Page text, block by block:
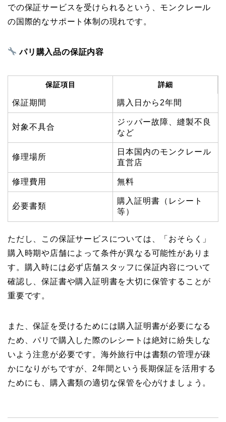
での保証サービスを受けられるという、モンクレール
の国際的なサポート体制の現れです。
パリ購入品の保証内容
保証項目 詳細
保証期間 購入日から2年間
対象不具合
ジッパー故障、縫製不良
など
修理場所
日本国内のモンクレール
直営店
修理費用 無料
必要書類
購入証明書（レシート
等）
ただし、この保証サービスについては、「おそらく」
購入時期や店舗によって条件が異なる可能性がありま
す。購入時には必ず店舗スタッフに保証内容について
確認し、保証書や購入証明書を大切に保管することが
重要です。
また、保証を受けるためには購入証明書が必要になる
ため、パリで購入した際のレシートは絶対に紛失しな
いよう注意が必要です。海外旅行中は書類の管理が疎
かになりがちですが、2年間という長期保証を活用する
ためにも、購入書類の適切な保管を心がけましょう。